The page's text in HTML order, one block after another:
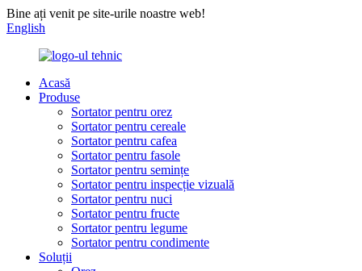
Bine ați venit pe site-urile noastre web!
English
Acasă
Produse
Sortator pentru orez
Sortator pentru cereale
Sortator pentru cafea
Sortator pentru fasole
Sortator pentru semințe
Sortator pentru inspecție vizuală
Sortator pentru nuci
Sortator pentru fructe
Sortator pentru legume
Sortator pentru condimente
Soluții